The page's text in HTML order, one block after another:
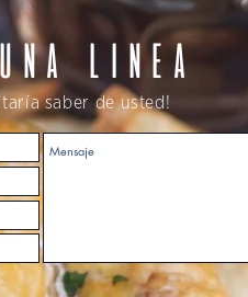
LINEA
saber de usted!